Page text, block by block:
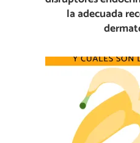
la adecuada